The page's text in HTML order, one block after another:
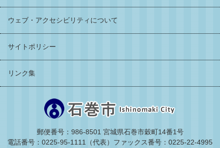
ウェブ・アクセシビリティについて
サイトポリシー
リンク集
郵便番号：986-8501 宮城県石巻市穀町14番1号
電話番号：0225-95-1111（代表） ファックス番号：0225-22-4995